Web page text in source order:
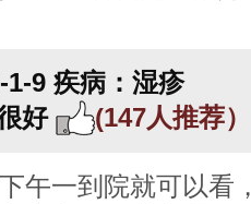
1-9 疾病：湿疹
好 (147人推荐）
午一到院就可以看，